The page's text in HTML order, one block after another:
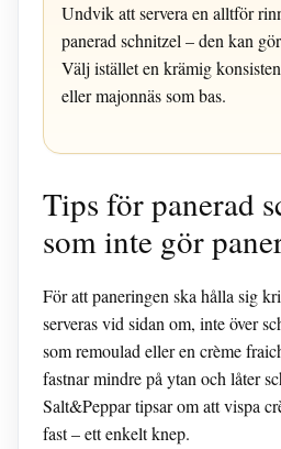
Undvik att servera en alltför
panerad schnitzel – den kan
Välj istället en krämig
eller majonnäs som bas.
Tips för panerad
som inte gör
För att paneringen ska hålla sig
serveras vid sidan om, inte över
som remoulad eller en crème
fastnar mindre på ytan och låter
Salt&Peppar tipsar om att vispa
fast – ett enkelt knep.